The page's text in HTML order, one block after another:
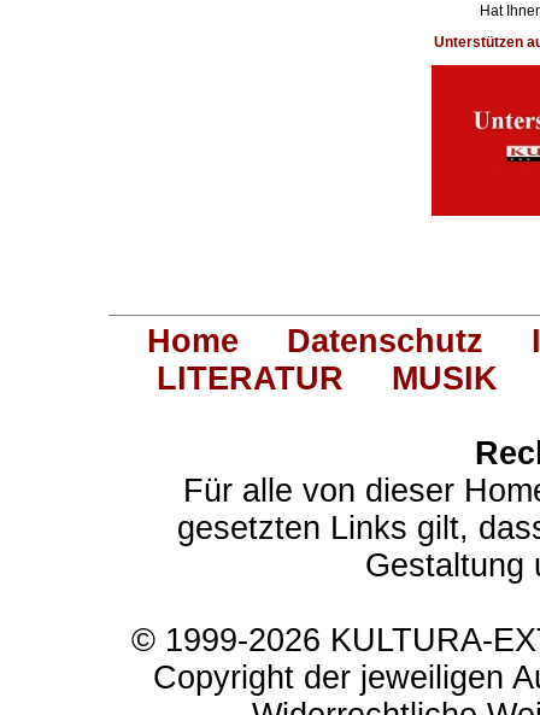
Hat
Unterstützen
Home Datenschutz
LITERATUR
MUSIK
Für alle von dieser
gesetzten Links gilt,
Gestaltung
© 1999-2026 KULTURA-
Copyright der jeweiligen